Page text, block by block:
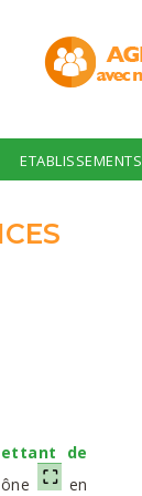
ETABLISSEMENTS
de
en